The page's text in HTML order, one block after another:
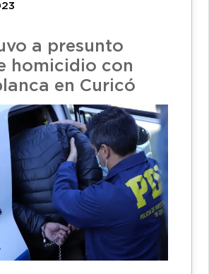
a presunto
homicidio con
en Curicó